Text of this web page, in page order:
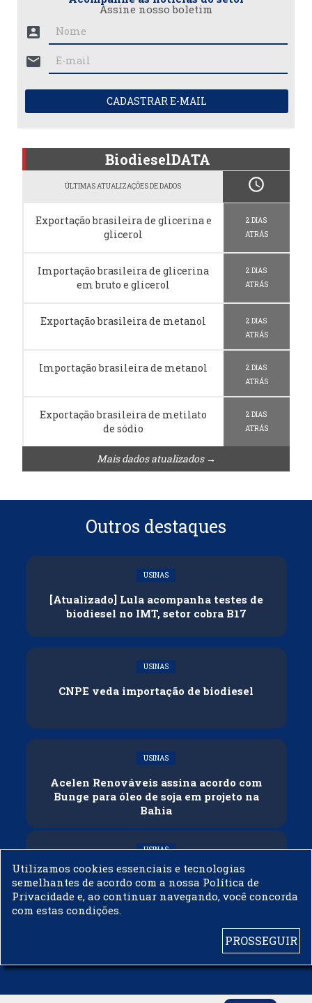
Assine nosso boletim
account_box
mail
CADASTRAR E-MAIL
BiodieselDATA
ÚLTIMAS ATUALIZAÇÕES DE DADOS schedule
Exportação brasileira de glicerina e
glicerol
2 DIAS
ATRÁS
Importação brasileira de glicerina
em bruto e glicerol
2 DIAS
ATRÁS
Exportação brasileira de metanol
2 DIAS
ATRÁS
Importação brasileira de metanol
2 DIAS
ATRÁS
Exportação brasileira de metilato
de sódio
2 DIAS
ATRÁS
Mais dados atualizados →
Outros destaques
USINAS
[Atualizado] Lula acompanha testes de
biodiesel no IMT, setor cobra B17
USINAS
CNPE veda importação de biodiesel
USINAS
Acelen Renováveis assina acordo com
Bunge para óleo de soja em projeto na
Bahia
USINAS
Conflitos e veto russo às exportações
ameaçam oferta global de diesel
Utilizamos cookies essenciais e tecnologias
semelhantes de acordo com a nossa Política de
Privacidade e, ao continuar navegando, você concorda
com estas condições.
PROSSEGUIR